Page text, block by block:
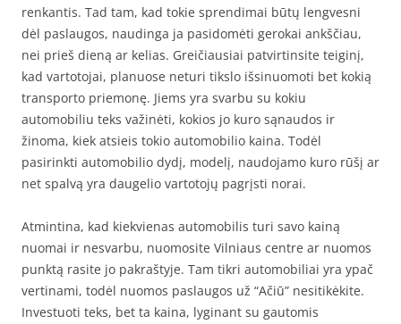
renkantis. Tad tam, kad tokie sprendimai būtų lengvesni
dėl paslaugos, naudinga ja pasidomėti gerokai ankščiau,
nei prieš dieną ar kelias. Greičiausiai patvirtinsite teiginį,
kad vartotojai, planuose neturi tikslo išsinuomoti bet kokią
transporto priemonę. Jiems yra svarbu su kokiu
automobiliu teks važinėti, kokios jo kuro sąnaudos ir
žinoma, kiek atsieis tokio automobilio kaina. Todėl
pasirinkti automobilio dydį, modelį, naudojamo kuro rūšį ar
net spalvą yra daugelio vartotojų pagrįsti norai.
Atmintina, kad kiekvienas automobilis turi savo kainą
nuomai ir nesvarbu, nuomosite Vilniaus centre ar nuomos
punktą rasite jo pakraštyje. Tam tikri automobiliai yra ypač
vertinami, todėl nuomos paslaugos už “Ačiū” nesitikėkite.
Investuoti teks, bet ta kaina, lyginant su gautomis